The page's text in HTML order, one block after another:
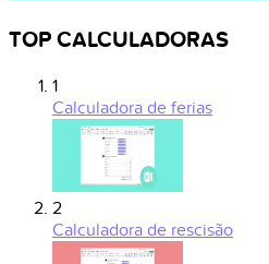
TOP CALCULADORAS
1
Calculadora de ferias
2
Calculadora de rescisão